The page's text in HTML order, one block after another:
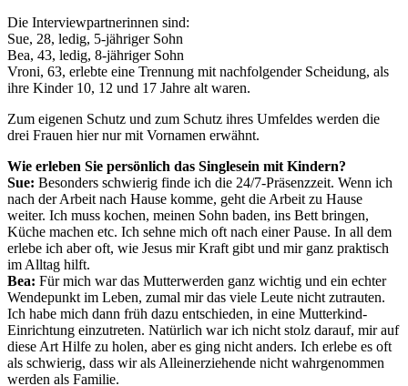
Die Interviewpartnerinnen sind:
Sue, 28, ledig, 5-jähriger Sohn
Bea, 43, ledig, 8-jähriger Sohn
Vroni, 63, erlebte eine Trennung mit nachfolgender Scheidung, als
ihre Kinder 10, 12 und 17 Jahre alt waren.
Zum eigenen Schutz und zum Schutz ihres Umfeldes werden die
drei Frauen hier nur mit Vornamen erwähnt.
Wie erleben Sie persönlich das Singlesein mit Kindern?
Sue: Besonders schwierig finde ich die 24/7-Präsenzzeit. Wenn ich
nach der Arbeit nach Hause komme, geht die Arbeit zu Hause
weiter. Ich muss kochen, meinen Sohn baden, ins Bett bringen,
Küche machen etc. Ich sehne mich oft nach einer Pause. In all dem
erlebe ich aber oft, wie Jesus mir Kraft gibt und mir ganz praktisch
im Alltag hilft.
Bea: Für mich war das Mutterwerden ganz wichtig und ein echter
Wendepunkt im Leben, zumal mir das viele Leute nicht zutrauten.
Ich habe mich dann früh dazu entschieden, in eine Mutterkind-
Einrichtung einzutreten. Natürlich war ich nicht stolz darauf, mir auf
diese Art Hilfe zu holen, aber es ging nicht anders. Ich erlebe es oft
als schwierig, dass wir als Alleinerziehende nicht wahrgenommen
werden als Familie.